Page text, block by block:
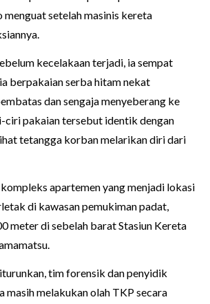
menguat setelah masinis kereta
kecelakaan terjadi, ia sempat
berpakaian serba hitam nekat
dan sengaja menyeberang ke
ciri pakaian tersebut identik dengan
tetangga korban melarikan diri dari
apartemen yang menjadi lokasi
di kawasan pemukiman padat,
meter di sebelah barat Stasiun Kereta
tim forensik dan penyidik
masih melakukan olah TKP secara